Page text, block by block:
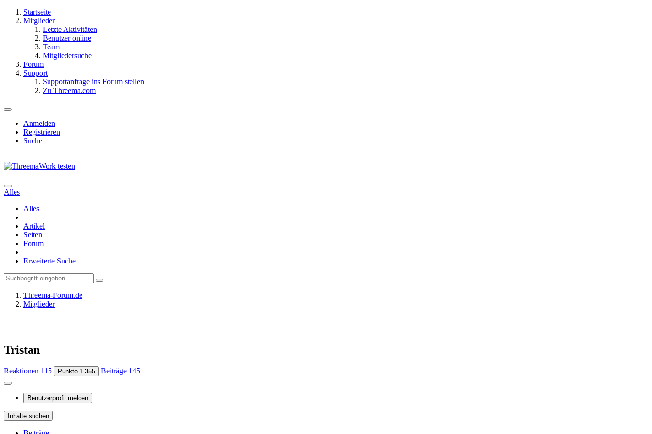
Startseite
Mitglieder
Letzte Aktivitäten
Benutzer online
Team
Mitgliedersuche
Forum
Support
Supportanfrage ins Forum stellen
Zu Threema.com
Anmelden
Registrieren
Suche
Alles
Alles
Artikel
Seiten
Forum
Erweiterte Suche
Threema-Forum.de
Mitglieder
Tristan
Reaktionen 115 Punkte 1.355 Beiträge 145
Benutzerprofil melden
Inhalte suchen